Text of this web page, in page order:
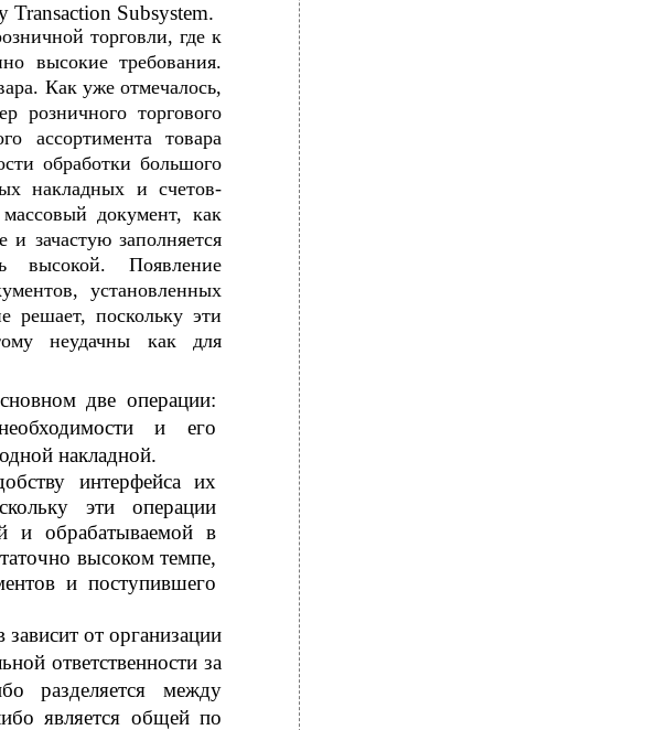
Transaction Subsystem.
торговли, где к
высокие требования.
Как уже отмечалось,
розничного торгового
ассортимента товара
обработки большого
накладных и счетов-
документ, как
зачастую заполняется
высокой. Появление
установленных
решает, поскольку эти
неудачны как для
две операции:
и его
накладной.
интерфейса их
эти операции
и обрабатываемой в
высоком темпе,
и поступившего
от организации
ответственности за
разделяется между
является общей по